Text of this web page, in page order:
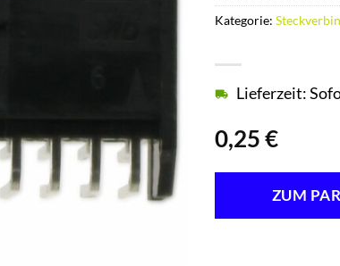
0,25€
Lieferzeit:
ZUM
Kategorie: